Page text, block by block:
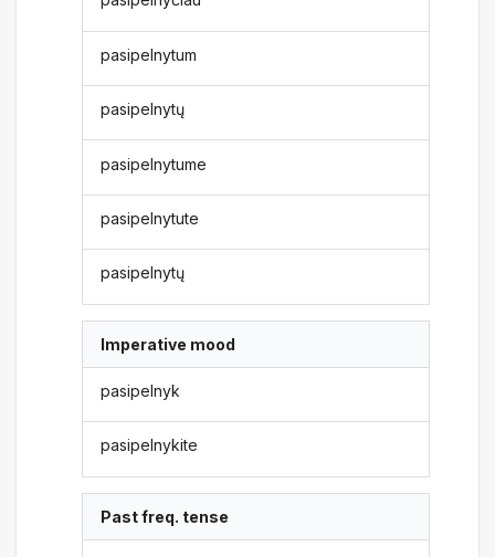
pasipelnytum
pasipelnytų
pasipelnytume
pasipelnytute
pasipelnytų
Imperative mood
pasipelnyk
pasipelnykite
Past freq. tense